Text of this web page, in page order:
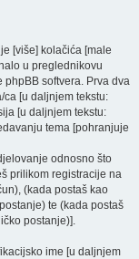
[više] kolačića [male
u preglednikovu
softvera. Prva dva
[u daljnjem tekstu:
[u daljnjem tekstu:
tema [pohranjuje
odnosno što
prilikom registracije na
(kada postaš kao
te (kada postaš
postanje)].
ime [u daljnjem